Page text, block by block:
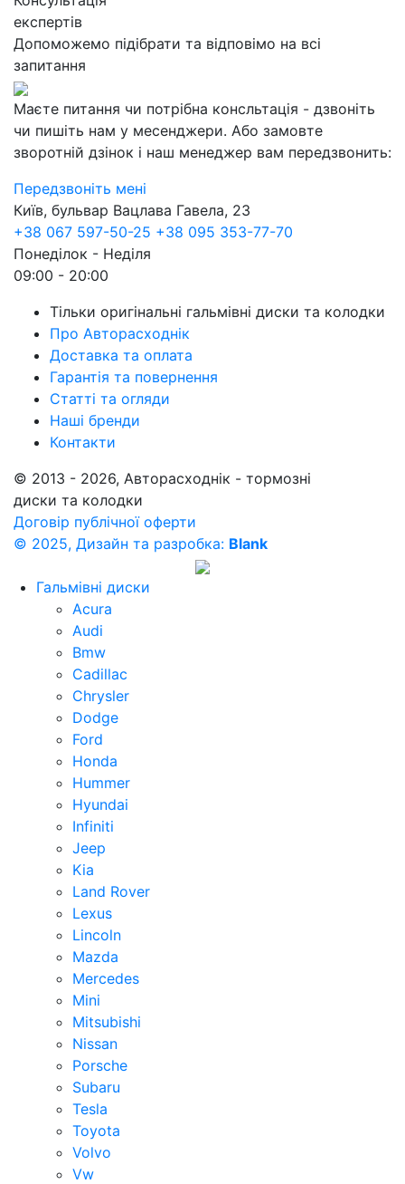
експертів
Допоможемо підібрати та відповімо на всі
запитання
Маєте питання чи потрібна консльтація - дзвоніть
чи пишіть нам у месенджери. Або замовте
зворотній дзінок і наш менеджер вам передзвонить:
Передзвоніть мені
Київ, бульвар Вацлава Гавела, 23
+38 067 597-50-25 +38 095 353-77-70
Понеділок - Неділя
09:00 - 20:00
Тільки оригінальні гальмівні диски та колодки
Про Авторасходнік
Доставка та оплата
Гарантія та повернення
Статті та огляди
Наші бренди
Контакти
© 2013 - 2026, Авторасходнік - тормозні
диски та колодки
Договір публічної оферти
© 2025, Дизайн та разробка: Blank
Гальмівні диски
Acura
Audi
Bmw
Cadillac
Chrysler
Dodge
Ford
Honda
Hummer
Hyundai
Infiniti
Jeep
Kia
Land Rover
Lexus
Lincoln
Mazda
Mercedes
Mini
Mitsubishi
Nissan
Porsche
Subaru
Tesla
Toyota
Volvo
Vw